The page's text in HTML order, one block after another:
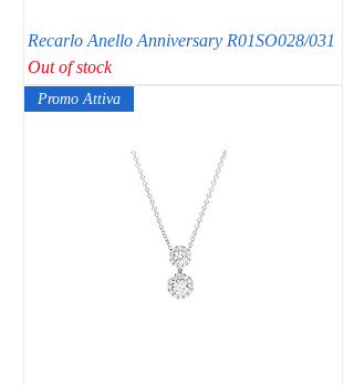
Recarlo Anello Anniversary R01SO028/031
Out of stock
Promo Attiva